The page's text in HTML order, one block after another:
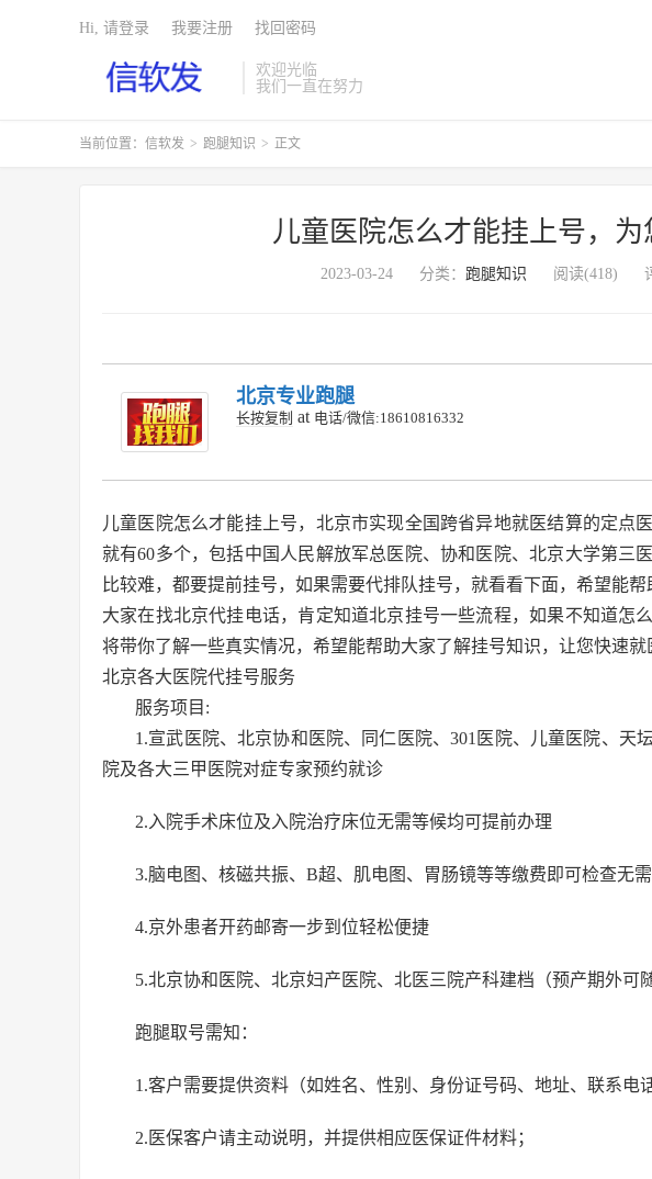
欢迎光临
我们一直在努力
Hi, 请登录 我要注册 找回密码
当前位置： 信软发 > 跑腿知识 > 正文
儿童医院怎么才能挂上号，为
2023-03-24 分类： 跑腿知识 阅读(418)
北京专业跑腿
长按复制 at 电话/微信:18610816332
儿童医院怎么才能挂上号，北京市实现全国跨省异地就医结算的定点
就有60多个，包括中国人民解放军总医院、协和医院、北京大学第三
比较难，都要提前挂号，如果需要代排队挂号，就看看下面，希望能帮
大家在找北京代挂电话，肯定知道北京挂号一些流程，如果不知道怎
将带你了解一些真实情况，希望能帮助大家了解挂号知识，让您快速就
北京各大医院代挂号服务
服务项目:
1.宣武医院、北京协和医院、同仁医院、301医院、儿童医院、天
院及各大三甲医院对症专家预约就诊
2.入院手术床位及入院治疗床位无需等候均可提前办理
3.脑电图、核磁共振、B超、肌电图、胃肠镜等等缴费即可检查无
4.京外患者开药邮寄一步到位轻松便捷
5.北京协和医院、北京妇产医院、北医三院产科建档（预产期外可
跑腿取号需知：
1.客户需要提供资料（如姓名、性别、身份证号码、地址、联系电
2.医保客户请主动说明，并提供相应医保证件材料；